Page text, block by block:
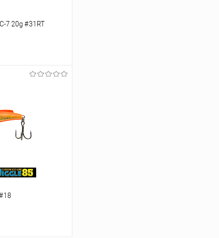
7 20g #31RT
Сравнение
В наличии